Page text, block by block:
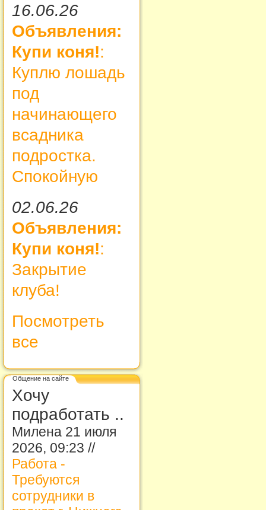
16.06.26
Объявления:
Купи коня!:
Куплю лошадь
под
начинающего
всадника
подростка.
Спокойную
02.06.26
Объявления:
Купи коня!:
Закрытие
клуба!
Посмотреть
все
Общение на сайте
Хочу
подработать ..
Милена 21 июля
2026, 09:23 //
Работа -
Требуются
сотрудники в